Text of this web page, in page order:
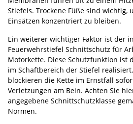
Stiefels. Trockene Füße sind wichtig,
Einsätzen konzentriert zu bleiben.
Ein weiterer wichtiger Faktor ist der
Feuerwehrstiefel Schnittschutz für
Motorkette. Diese Schutzfunktion ist
im Schaftbereich der Stiefel
blockieren die Kette im Ernstfall
Verletzungen am Bein. Achten Sie
angegebene Schnittschutzklasse
Normen.